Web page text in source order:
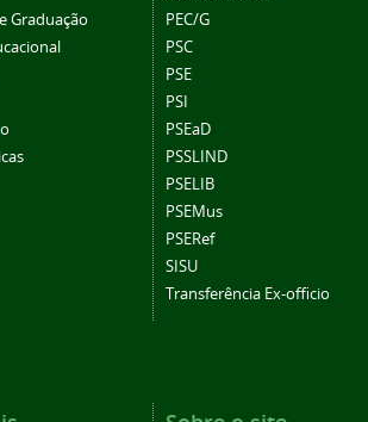
Graduação
PEC/G
PSC
PSE
PSI
PSEaD
PSSLIND
PSELIB
PSEMus
PSERef
SISU
Transferência Ex-officio